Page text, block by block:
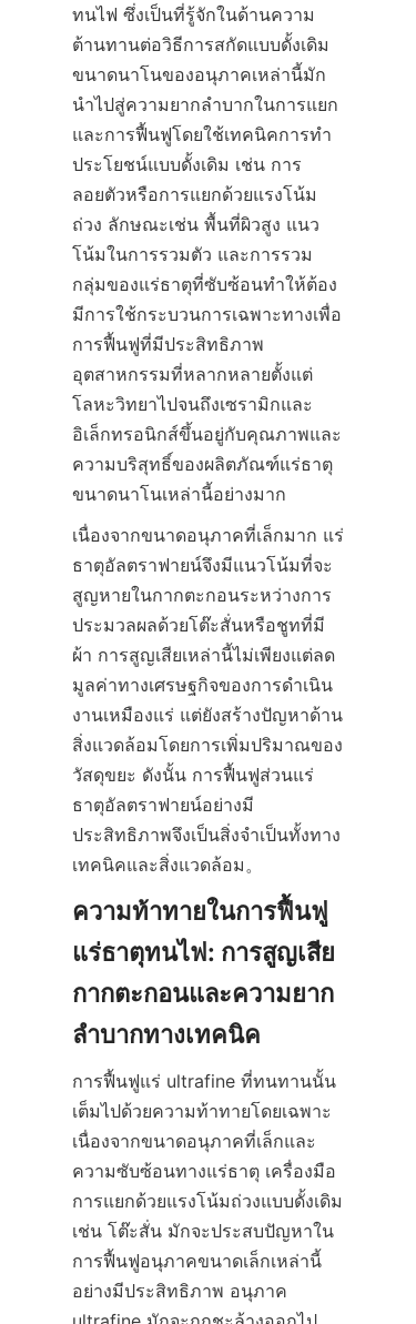
ทนไฟ ซึ่งเป็นที่รู้จักในด้านความ
ต้านทานต่อวิธีการสกัดแบบดั้งเดิม
ขนาดนาโนของอนุภาคเหล่านี้มัก
นำไปสู่ความยากลำบากในการแยก
และการฟื้นฟูโดยใช้เทคนิคการทำ
ประโยชน์แบบดั้งเดิม เช่น การ
ลอยตัวหรือการแยกด้วยแรงโน้ม
ถ่วง ลักษณะเช่น พื้นที่ผิวสูง แนว
โน้มในการรวมตัว และการรวม
กลุ่มของแร่ธาตุที่ซับซ้อนทำให้ต้อง
มีการใช้กระบวนการเฉพาะทางเพื่อ
การฟื้นฟูที่มีประสิทธิภาพ
อุตสาหกรรมที่หลากหลายตั้งแต่
โลหะวิทยาไปจนถึงเซรามิกและ
อิเล็กทรอนิกส์ขึ้นอยู่กับคุณภาพและ
ความบริสุทธิ์ของผลิตภัณฑ์แร่ธาตุ
ขนาดนาโนเหล่านี้อย่างมาก
เนื่องจากขนาดอนุภาคที่เล็กมาก แร่
ธาตุอัลตราฟายน์จึงมีแนวโน้มที่จะ
สูญหายในกากตะกอนระหว่างการ
ประมวลผลด้วยโต๊ะสั่นหรือชูทที่มี
ผ้า การสูญเสียเหล่านี้ไม่เพียงแต่ลด
มูลค่าทางเศรษฐกิจของการดำเนิน
งานเหมืองแร่ แต่ยังสร้างปัญหาด้าน
สิ่งแวดล้อมโดยการเพิ่มปริมาณของ
วัสดุขยะ ดังนั้น การฟื้นฟูส่วนแร่
ธาตุอัลตราฟายน์อย่างมี
ประสิทธิภาพจึงเป็นสิ่งจำเป็นทั้งทาง
ความท้าทายในการฟื้นฟู
แร่ธาตุทนไฟ: การสูญเสีย
กากตะกอนและความยาก
การฟื้นฟูแร่ ultrafine ที่ทนทานนั้น
เต็มไปด้วยความท้าทายโดยเฉพาะ
เนื่องจากขนาดอนุภาคที่เล็กและ
ความซับซ้อนทางแร่ธาตุ เครื่องมือ
การแยกด้วยแรงโน้มถ่วงแบบดั้งเดิม
เช่น โต๊ะสั่น มักจะประสบปัญหาใน
การฟื้นฟูอนุภาคขนาดเล็กเหล่านี้
อย่างมีประสิทธิภาพ อนุภาค